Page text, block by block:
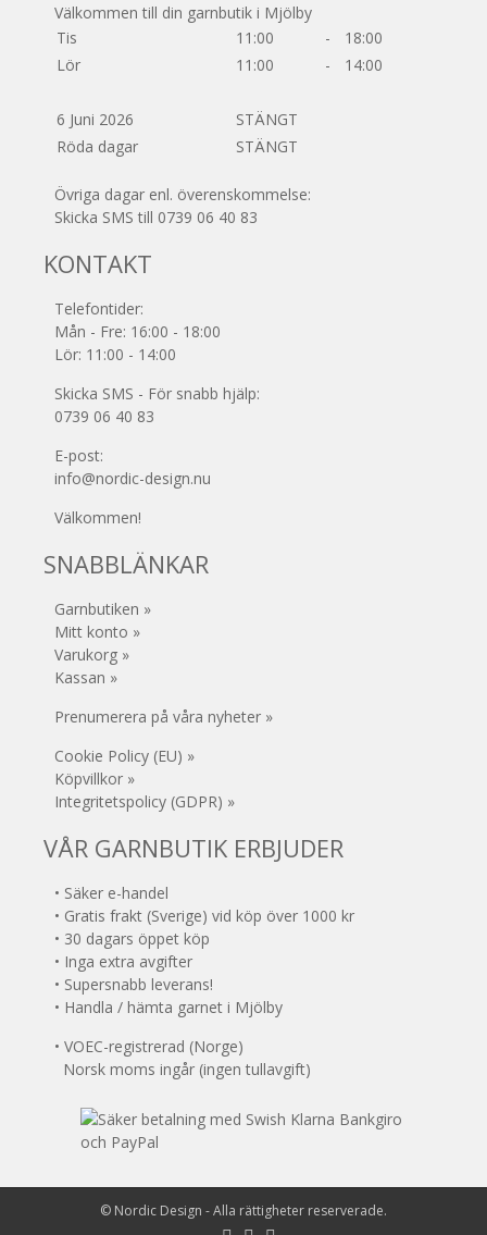
Välkommen till din garnbutik i Mjölby
Tis
11:00 -
18:00
Lör
11:00 - 14:00
6 Juni 2026
STÄNGT
Röda dagar
STÄNGT
Övriga dagar enl. överenskommelse:
Skicka SMS till 0739 06 40 83
KONTAKT
Telefontider:
Mån - Fre: 16:00 - 18:00
Lör: 11:00 - 14:00
Skicka SMS - För snabb hjälp:
0739 06 40 83
E-post:
info@nordic-design.nu
Välkommen!
SNABBLÄNKAR
Garnbutiken »
Mitt konto »
Varukorg »
Kassan »
Prenumerera på våra nyheter »
Cookie Policy (EU) »
Köpvillkor »
Integritetspolicy (GDPR) »
VÅR GARNBUTIK ERBJUDER
• Säker e-handel
• Gratis frakt (Sverige) vid köp över 1000 kr
• 30 dagars öppet köp
• Inga extra avgifter
• Supersnabb leverans!
• Handla / hämta garnet i Mjölby
• VOEC-registrerad (Norge)
Norsk moms ingår (ingen tullavgift)
© Nordic Design - Alla rättigheter reserverade.